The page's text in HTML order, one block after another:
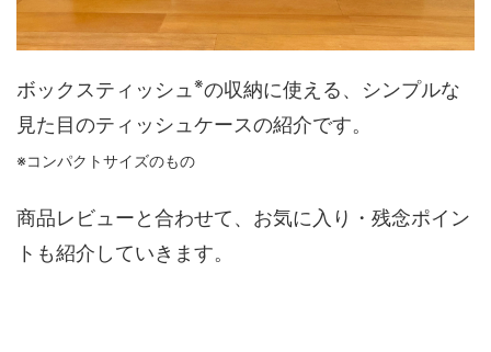
ボックスティッシュ ※の収納に使える、シンプルな
見た目のティッシュケースの紹介です。
※コンパクトサイズのもの
商品レビューと合わせて、お気に入り・残念ポイン
トも紹介していきます。